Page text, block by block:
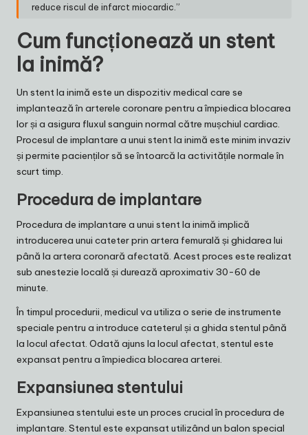
reduce riscul de infarct miocardic.”
Cum funcționează un stent
la inimă?
Un stent la inimă este un dispozitiv medical care se
implantează în arterele coronare pentru a împiedica blocarea
lor și a asigura fluxul sanguin normal către mușchiul cardiac.
Procesul de implantare a unui stent la inimă este minim invaziv
și permite pacienților să se întoarcă la activitățile normale în
scurt timp.
Procedura de implantare
Procedura de implantare a unui stent la inimă implică
introducerea unui cateter prin artera femurală și ghidarea lui
până la artera coronară afectată. Acest proces este realizat
sub anestezie locală și durează aproximativ 30-60 de
minute.
În timpul procedurii, medicul va utiliza o serie de instrumente
speciale pentru a introduce cateterul și a ghida stentul până
la locul afectat. Odată ajuns la locul afectat, stentul este
expansat pentru a împiedica blocarea arterei.
Expansiunea stentului
Expansiunea stentului este un proces crucial în procedura de
implantare. Stentul este expansat utilizând un balon special